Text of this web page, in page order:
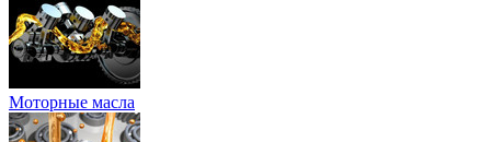
Моторные масла